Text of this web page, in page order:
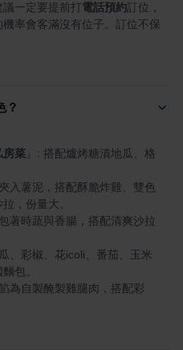
一定要提前打電話預約訂位，
率會客滿沒有位子。訂位不保
？
房菜
: 搭配爐烤糖漬地瓜、格
入薯泥，搭配酥脆炸雞、雙色
著時蔬與香腸，搭配清爽沙拉
、彩椒、花icoli、番茄、玉米
為自製醃製雞腿肉，搭配彩